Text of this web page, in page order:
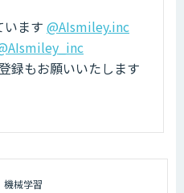
います @AIsmiley.inc
録もお願いいたします
機械学習